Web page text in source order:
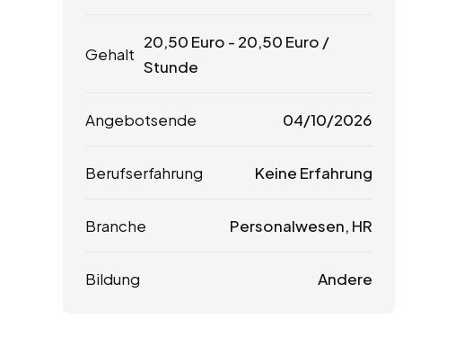
Gehalt
20,50 Euro - 20,50 Euro /
Stunde
Angebotsende 04/10/2026
Berufserfahrung Keine Erfahrung
Branche Personalwesen, HR
Bildung Andere